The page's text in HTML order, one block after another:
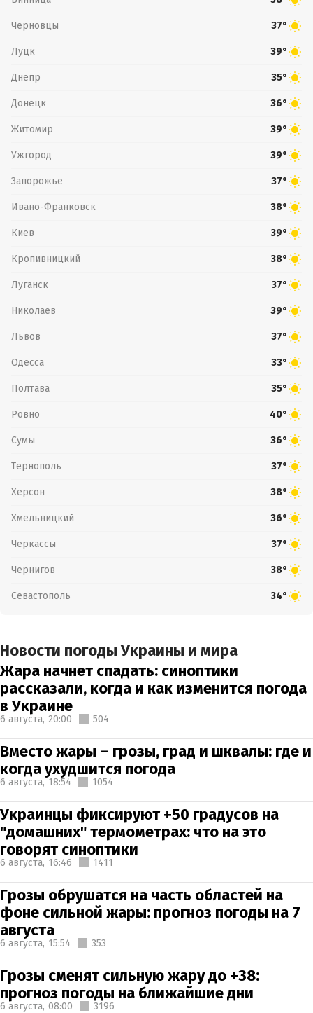
Черновцы 37°
Луцк 39°
Днепр 35°
Донецк 36°
Житомир 39°
Ужгород 39°
Запорожье 37°
Ивано-Франковск 38°
Киев 39°
Кропивницкий 38°
Луганск 37°
Николаев 39°
Львов 37°
Одесса 33°
Полтава 35°
Ровно 40°
Сумы 36°
Тернополь 37°
Херсон 38°
Хмельницкий 36°
Черкассы 37°
Чернигов 38°
Севастополь 34°
Новости погоды Украины и мира
Жара начнет спадать: синоптики
рассказали, когда и как изменится погода
в Украине
6 августа, 20:00 504
Вместо жары – грозы, град и шквалы: где и
когда ухудшится погода
6 августа, 18:54 1054
Украинцы фиксируют +50 градусов на
"домашних" термометрах: что на это
говорят синоптики
6 августа, 16:46 1411
Грозы обрушатся на часть областей на
фоне сильной жары: прогноз погоды на 7
августа
6 августа, 15:54 353
Грозы сменят сильную жару до +38:
прогноз погоды на ближайшие дни
6 августа, 08:00 3196